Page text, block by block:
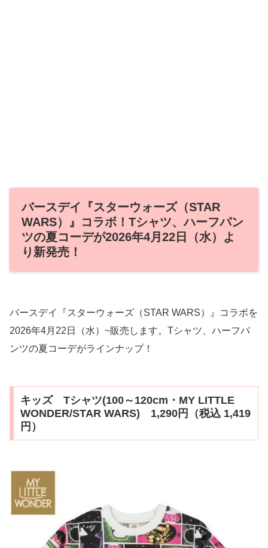
バースデイ『スターウォーズ（STAR
WARS）』コラボ！Tシャツ、ハーフパン
ツの夏コーデが2026年4月22日（水）よ
り新発売！
バースデイ『スターウォーズ（STAR WARS）』コラボを
2026年4月22日（水）~販売します。Tシャツ、ハーフパ
ンツの夏コーデがラインナップ！
キッズ Tシャツ(100～120cm・MY LITTLE
WONDER/STAR WARS) 1,290円（税込 1,419
円）